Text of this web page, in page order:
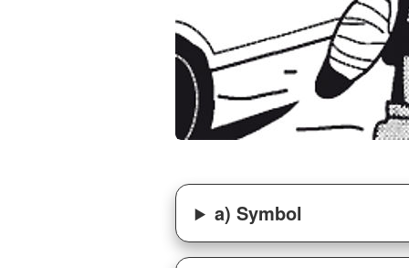
a) Symbol